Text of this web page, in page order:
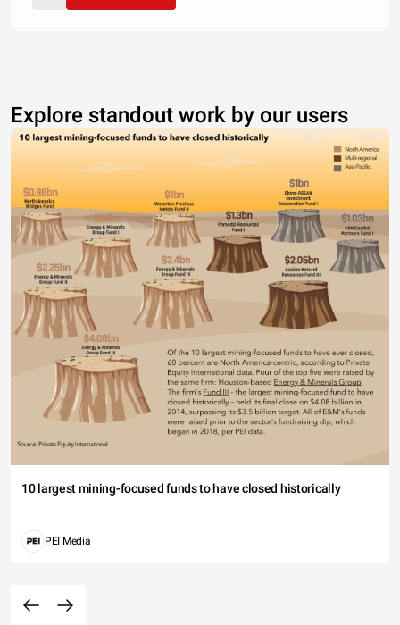
Explore standout work by our users
10 largest mining-focused funds to have closed historically
PEI Media